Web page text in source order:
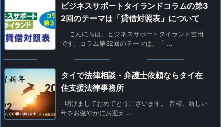
ビジネスサポートタイランドコラムの第3
2回のテーマは「貸借対照表」について
こんにちは。ビジネスサポートタイランド吉田
です。コラム第32回のテーマは、「 ...
タイで法律相談・弁護士依頼ならタイ在
住支援法律事務所
明けましておめでとうございます。 皆様、新しい
年をお健やかにお迎え ...